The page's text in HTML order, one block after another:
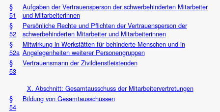
§
51
Aufgaben der Vertrauensperson der schwerbehinderten Mitarbeiter
und Mitarbeiterinnen
§
52
Persönliche Rechte und Pflichten der Vertrauensperson der
schwerbehinderten Mitarbeiter und Mitarbeiterinnen
§
52a
Mitwirkung in Werkstätten für behinderte Menschen und in
Angelegenheiten weiterer Personengruppen
§
53
Vertrauensmann der Zivildienstleistenden
X. Abschnitt: Gesamtausschuss der Mitarbeitervertretungen
§
54
Bildung von Gesamtausschüssen